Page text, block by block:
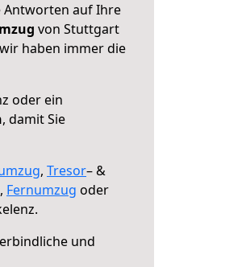
Antworten auf Ihre
von Stuttgart
haben immer die
oder ein
, damit Sie
, Tresor– &
Fernumzug oder
und